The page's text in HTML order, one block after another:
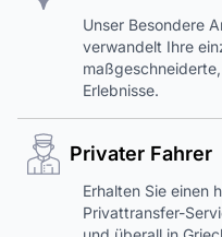
Unser Besondere
verwandelt Ihre
Erlebnisse.
Privater Fahrer
Erhalten Sie einen
Privattransfer-